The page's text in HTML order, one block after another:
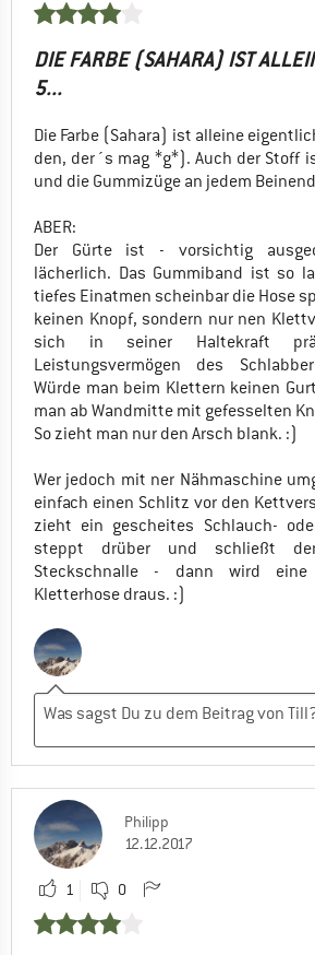
DIE FARBE (SAHARA) IST
5...
Die Farbe (Sahara) ist alleine
den, der´s mag *g*). Auch der Stoff
und die Gummizüge an jedem
ABER:
Der Gürte ist - vorsichtig
lächerlich. Das Gummiband ist so
tiefes Einatmen scheinbar die Hose
keinen Knopf, sondern nur nen
sich in seiner Haltekraft
Leistungsvermögen des
Würde man beim Klettern keinen
man ab Wandmitte mit gefesselten
So zieht man nur den Arsch blank. :)
Wer jedoch mit ner Nähmaschine
einfach einen Schlitz vor den
zieht ein gescheites Schlauch-
steppt drüber und schließt
Steckschnalle - dann wird
Kletterhose draus. :)
Philipp
12.12.2017
1 0